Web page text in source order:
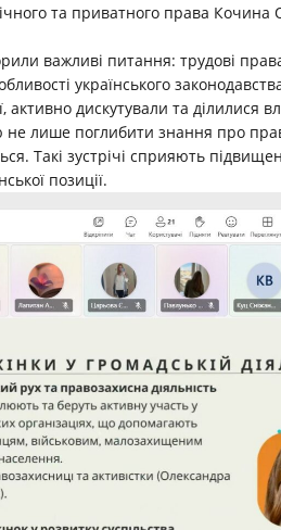
та приватного права Кочина
важливі питання: трудові
українського
активно дискутували та ділилися
лише поглибити знання про
Такі зустрічі сприяють
позиції.